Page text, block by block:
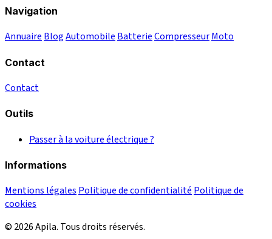
Navigation
AnnuaireBlogAutomobileBatterieCompresseurMoto
Contact
Contact
Outils
Passer à la voiture électrique ?
Informations
Mentions légales Politique de confidentialité Politique de
cookies
© 2026 Apila. Tous droits réservés.